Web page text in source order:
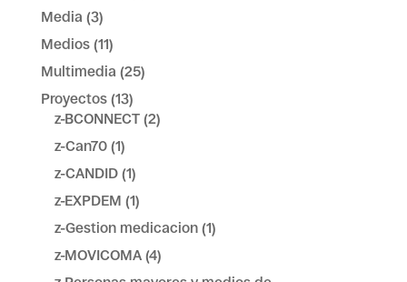
Media (3)
Medios(11)
Multimedia (25)
Proyectos(13)
z-BCONNECT(2)
z-Can70(1)
z-CANDID(1)
z-EXPDEM (1)
z-Gestion medicacion(1)
z-MOVICOMA(4)